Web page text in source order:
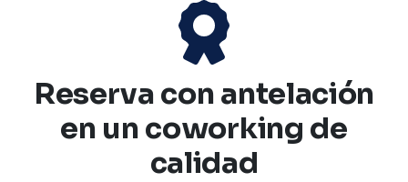
Reserva con antelación
en un coworking de
calidad